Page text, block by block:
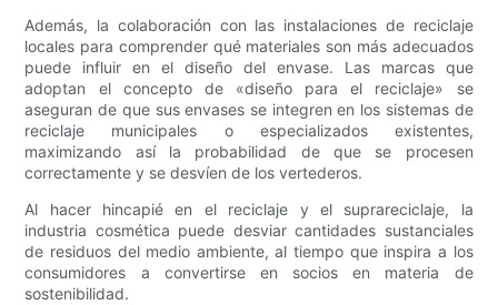
Además, la colaboración con las instalaciones de reciclaje
locales para comprender qué materiales son más adecuados
puede influir en el diseño del envase. Las marcas que
adoptan el concepto de «diseño para el reciclaje» se
aseguran de que sus envases se integren en los sistemas de
reciclaje municipales o especializados existentes,
maximizando así la probabilidad de que se procesen
correctamente y se desvíen de los vertederos.
Al hacer hincapié en el reciclaje y el suprareciclaje, la
industria cosmética puede desviar cantidades sustanciales
de residuos del medio ambiente, al tiempo que inspira a los
consumidores a convertirse en socios en materia de
sostenibilidad.